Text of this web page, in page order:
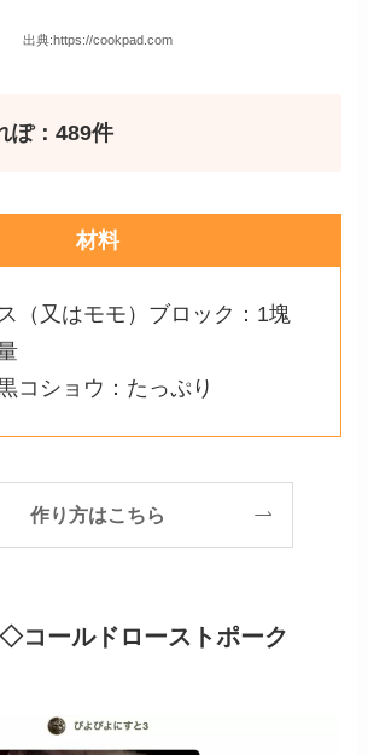
出典:https://cookpad.com
ぽ：489件
材料
（又はモモ）ブロック：1塊
コショウ：たっぷり
作り方はこちら
コールドローストポーク